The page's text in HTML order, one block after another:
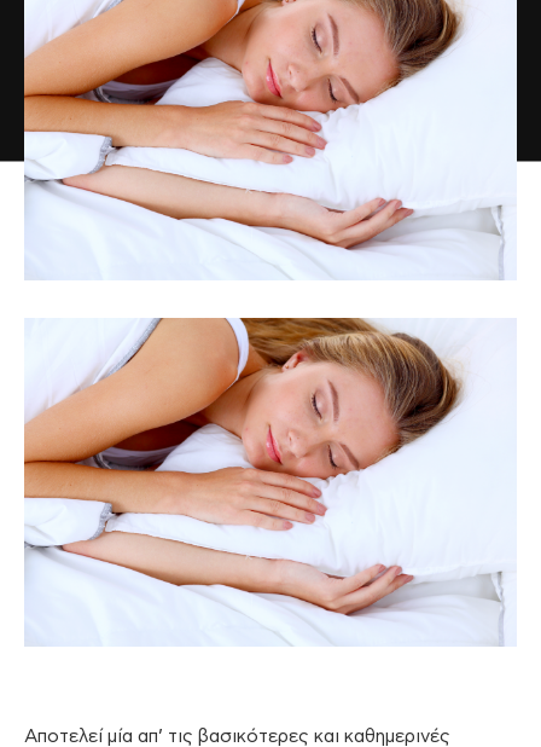
Αποτελεί μία απ’ τις βασικότερες και καθημερινές